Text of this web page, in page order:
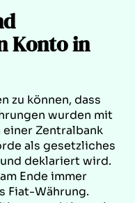
Konto in
zu können, dass
wurden mit
Zentralbank
als gesetzliches
deklariert wird.
Ende immer
Fiat-Währung.